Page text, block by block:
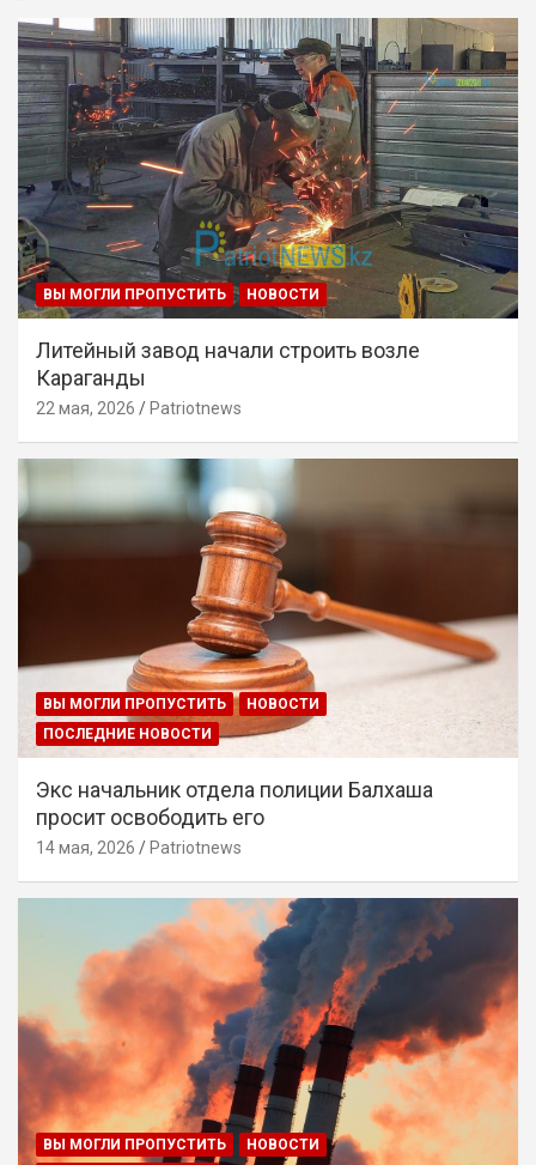
ВЫ МОГЛИ ПРОПУСТИТЬ НОВОСТИ
Литейный завод начали строить возле
Караганды
22 мая, 2026 Patriotnews
ВЫ МОГЛИ ПРОПУСТИТЬ
НОВОСТИ
ПОСЛЕДНИЕ НОВОСТИ
Экс начальник отдела полиции Балхаша
просит освободить его
14 мая, 2026 Patriotnews
ВЫ МОГЛИ ПРОПУСТИТЬ
НОВОСТИ